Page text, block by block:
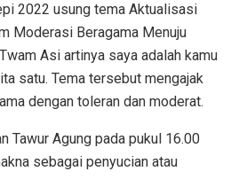
2022 usung tema Aktualisasi
Moderasi Beragama Menuju
Asi artinya saya adalah kamu
satu. Tema tersebut mengajak
dengan toleran dan moderat.
Tawur Agung pada pukul 16.00
sebagai penyucian atau